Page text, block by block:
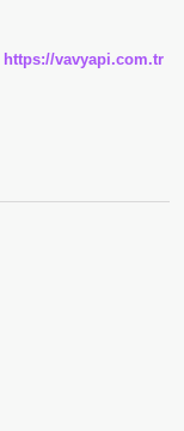
https://vavyapi.com.tr